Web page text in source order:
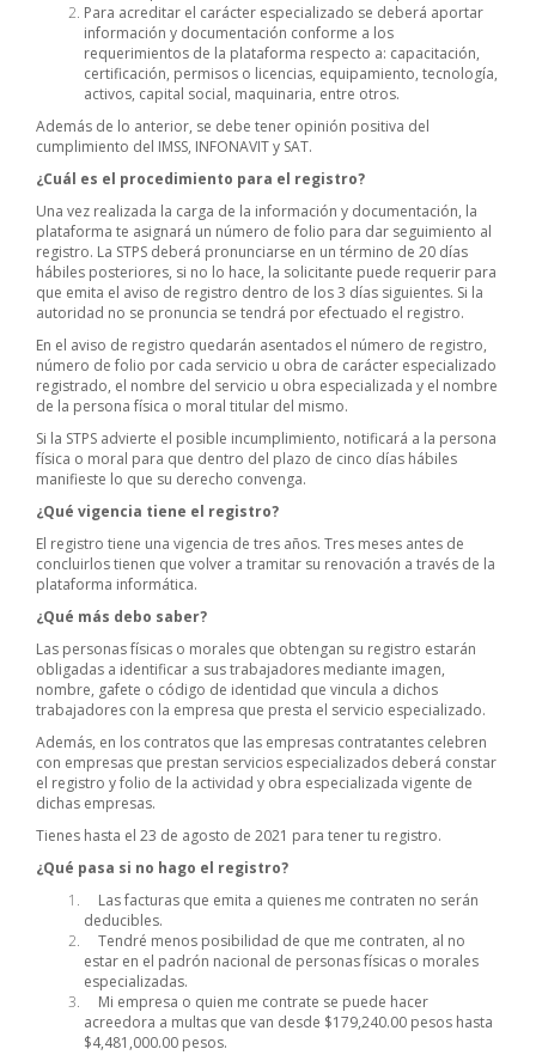
Para acreditar el carácter especializado se deberá aportar
información y documentación conforme a los
requerimientos de la plataforma respecto a: capacitación,
certificación, permisos o licencias, equipamiento, tecnología,
activos, capital social, maquinaria, entre otros.
Además de lo anterior, se debe tener opinión positiva del
cumplimiento del IMSS, INFONAVIT y SAT.
¿Cuál es el procedimiento para el registro?
Una vez realizada la carga de la información y documentación, la
plataforma te asignará un número de folio para dar seguimiento al
registro. La STPS deberá pronunciarse en un término de 20 días
hábiles posteriores, si no lo hace, la solicitante puede requerir para
que emita el aviso de registro dentro de los 3 días siguientes. Si la
autoridad no se pronuncia se tendrá por efectuado el registro.
En el aviso de registro quedarán asentados el número de registro,
número de folio por cada servicio u obra de carácter especializado
registrado, el nombre del servicio u obra especializada y el nombre
de la persona física o moral titular del mismo.
Si la STPS advierte el posible incumplimiento, notificará a la persona
física o moral para que dentro del plazo de cinco días hábiles
manifieste lo que su derecho convenga.
¿Qué vigencia tiene el registro?
El registro tiene una vigencia de tres años. Tres meses antes de
concluirlos tienen que volver a tramitar su renovación a través de la
plataforma informática.
¿Qué más debo saber?
Las personas físicas o morales que obtengan su registro estarán
obligadas a identificar a sus trabajadores mediante imagen,
nombre, gafete o código de identidad que vincula a dichos
trabajadores con la empresa que presta el servicio especializado.
Además, en los contratos que las empresas contratantes celebren
con empresas que prestan servicios especializados deberá constar
el registro y folio de la actividad y obra especializada vigente de
dichas empresas.
Tienes hasta el 23 de agosto de 2021 para tener tu registro.
¿Qué pasa si no hago el registro?
Las facturas que emita a quienes me contraten no serán
deducibles.
Tendré menos posibilidad de que me contraten, al no
estar en el padrón nacional de personas físicas o morales
especializadas.
Mi empresa o quien me contrate se puede hacer
acreedora a multas que van desde $179,240.00 pesos hasta
$4,481,000.00 pesos.